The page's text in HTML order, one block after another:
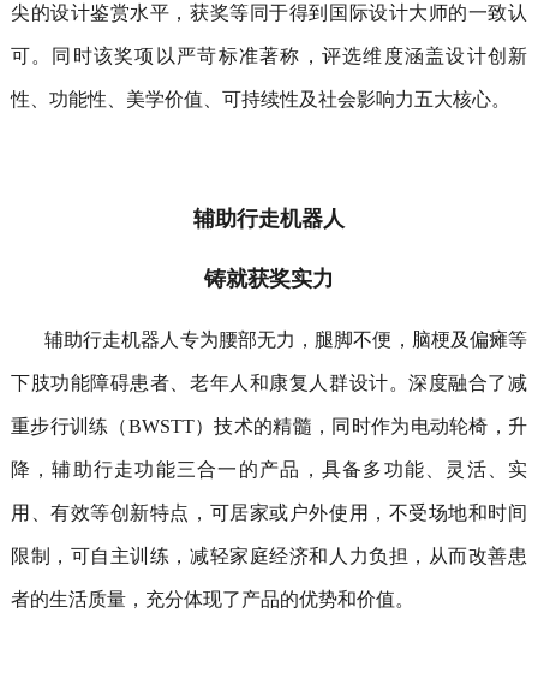
尖的设计鉴赏水平，获奖等同于得到国际设计大师的一致认
可。 同时该奖项以严苛标准著称，评选维度涵盖设计创新
性、功能性、美学价值、可持续性及社会影响力五大核心。
辅助行走机器人
铸就获奖实力
辅助行走机器人专为腰部无力，腿脚不便，脑梗及偏瘫等
下肢功能障碍患者、老年人和康复人群设计。深度融合了减
重步行训练（BWSTT）技术的精髓， 同时作为电动轮椅，升
降，辅助行走功能三合一的产品，具备多功能、灵活、实
用、有效等创新特点，可居家或户外使用，不受场地和时间
限制，可自主训练，减轻家庭经济和人力负担，从而改善患
者的生活质量，充分体现了产品的优势和价值。